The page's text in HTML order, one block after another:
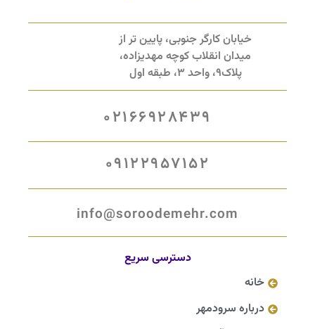
خیابان کارگر جنوبی، پایین تر از
میدان انقلاب کوچه مهدیزاده،
پلاک9، واحد 3، طبقه اول
02166928439
09122957152
info@soroodemehr.com
دسترسی سریع
خانه
درباره سرودمهر